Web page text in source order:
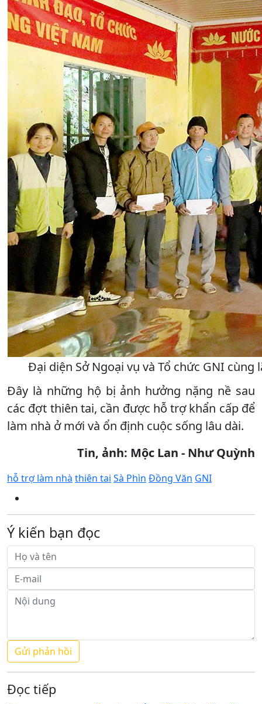
Đại diện Sở Ngoại vụ và Tổ chức GNI
Đây là những hộ bị ảnh hưởng nặng nề sau
các đợt thiên tai, cần được hỗ trợ khẩn cấp để
làm nhà ở mới và ổn định cuộc sống lâu dài.
Tin, ảnh: Mộc Lan - Như Quỳnh
hỗ trợ làm nhà thiên tai Sà Phìn Đồng Văn GNI
Ý kiến bạn đọc
Đọc tiếp